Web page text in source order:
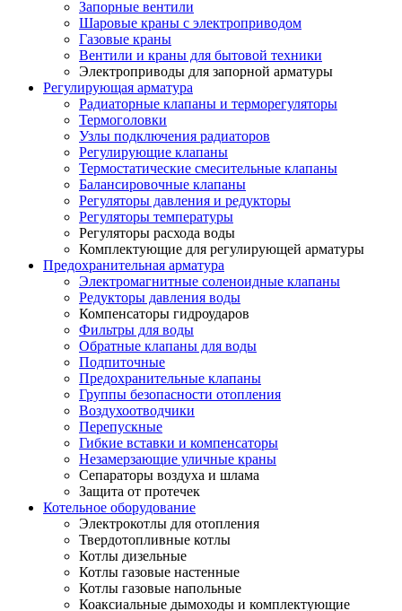
Запорные вентили
Шаровые краны с электроприводом
Газовые краны
Вентили и краны для бытовой техники
Электроприводы для запорной арматуры
Регулирующая арматура
Радиаторные клапаны и терморегуляторы
Термоголовки
Узлы подключения радиаторов
Регулирующие клапаны
Термостатические смесительные клапаны
Балансировочные клапаны
Регуляторы давления и редукторы
Регуляторы температуры
Регуляторы расхода воды
Комплектующие для регулирующей арматуры
Предохранительная арматура
Электромагнитные соленоидные клапаны
Редукторы давления воды
Компенсаторы гидроударов
Фильтры для воды
Обратные клапаны для воды
Подпиточные
Предохранительные клапаны
Группы безопасности отопления
Воздухоотводчики
Перепускные
Гибкие вставки и компенсаторы
Незамерзающие уличные краны
Сепараторы воздуха и шлама
Защита от протечек
Котельное оборудование
Электрокотлы для отопления
Твердотопливные котлы
Котлы дизельные
Котлы газовые настенные
Котлы газовые напольные
Коаксиальные дымоходы и комплектующие